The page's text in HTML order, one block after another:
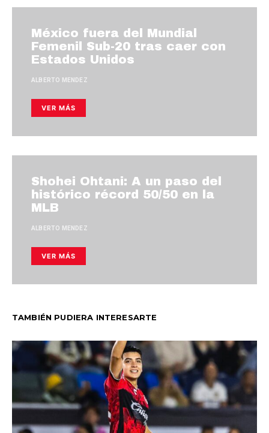
México fuera del Mundial
Femenil Sub-20 tras caer con
Estados Unidos
ALBERTO MENDEZ
VER MÁS
Shohei Ohtani: A un paso del
histórico récord 50/50 en la
MLB
ALBERTO MENDEZ
VER MÁS
TAMBIÉN PUDIERA INTERESARTE